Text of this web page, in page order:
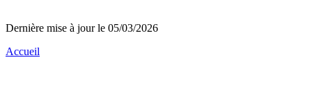
Dernière mise à jour le 05/03/2026
Accueil